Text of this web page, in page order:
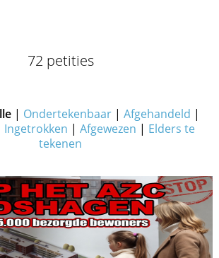
72 petities
| Ondertekenbaar| Afgehandeld |
Ingetrokken | Afgewezen | Elders te
tekenen